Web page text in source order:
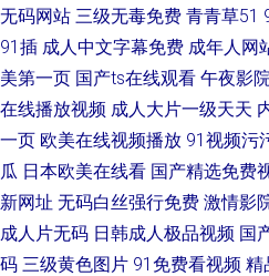
无码网站 三级无毒免费 青青草51
91插 成人中文字幕免费 成年人网
美第一页 国产ts在线观看 午夜影
在线播放视频 成人大片一级天天
一页 欧美在线视频播放 91视频污
瓜 日本欧美在线看 国产精选免费
新网址 无码白丝强行免费 激情影
成人片无码 日韩成人极品视频 国
码 三级黄色图片 91免费看视频 精